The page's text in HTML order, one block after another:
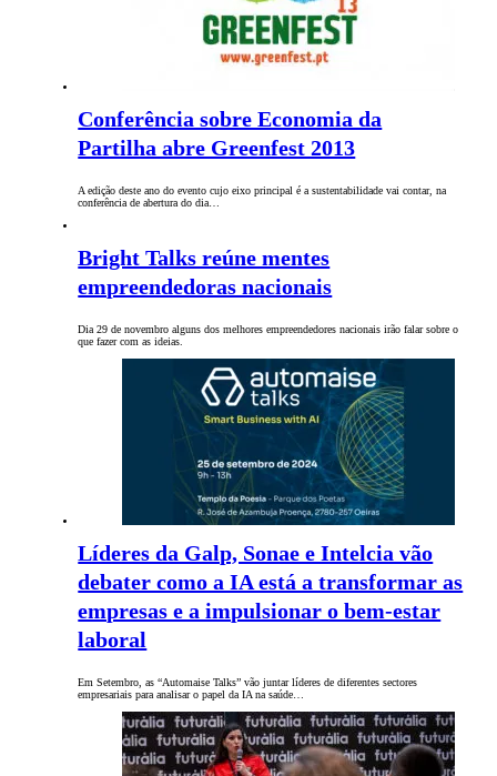
Conferência sobre Economia da
Partilha abre Greenfest 2013
A edição deste ano do evento cujo eixo principal é a sustentabilidade vai contar, na
conferência de abertura do dia…
Bright Talks reúne mentes
empreendedoras nacionais
Dia 29 de novembro alguns dos melhores empreendedores nacionais irão falar sobre o
que fazer com as ideias.
Líderes da Galp, Sonae e Intelcia vão
debater como a IA está a transformar as
empresas e a impulsionar o bem-estar
laboral
Em Setembro, as “Automaise Talks” vão juntar líderes de diferentes sectores
empresariais para analisar o papel da IA na saúde…